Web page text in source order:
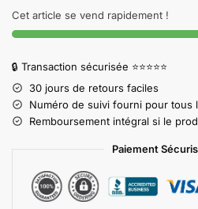
Cet article se vend rapidement !
🔒 Transaction sécurisée ⭐⭐⭐⭐⭐
30 jours de retours faciles
Numéro de suivi fourni pour tous
Remboursement intégral si le
Paiement